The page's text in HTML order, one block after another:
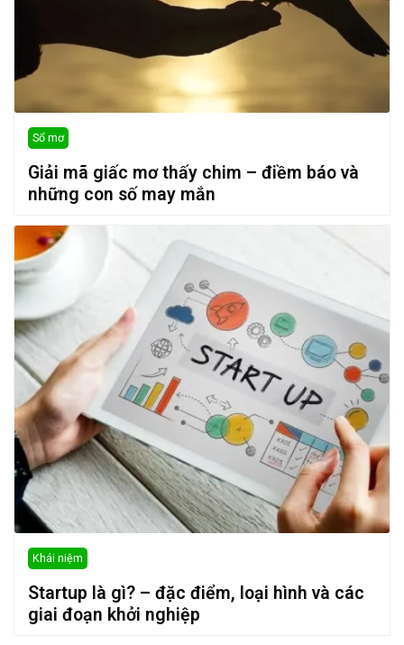
Sổ mơ
Giải mã giấc mơ thấy chim – điềm báo và
những con số may mắn
Khái niệm
Startup là gì? – đặc điểm, loại hình và các
giai đoạn khởi nghiệp